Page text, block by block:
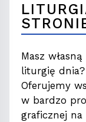
Masz
liturgię
Oferujemy
w bardzo
graficznej na